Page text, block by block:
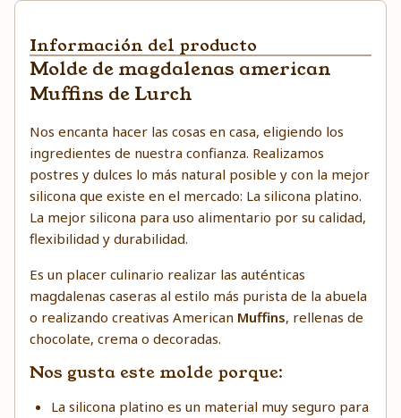
Información del producto
Molde de magdalenas american
Muffins de Lurch
Nos encanta hacer las cosas en casa, eligiendo los
ingredientes de nuestra confianza. Realizamos
postres y dulces lo más natural posible y con la mejor
silicona que existe en el mercado: La silicona platino.
La mejor silicona para uso alimentario por su calidad,
flexibilidad y durabilidad.
Es un placer culinario realizar las auténticas
magdalenas caseras al estilo más purista de la abuela
o realizando creativas American Muffins, rellenas de
chocolate, crema o decoradas.
Nos gusta este molde porque:
La silicona platino es un material muy seguro para